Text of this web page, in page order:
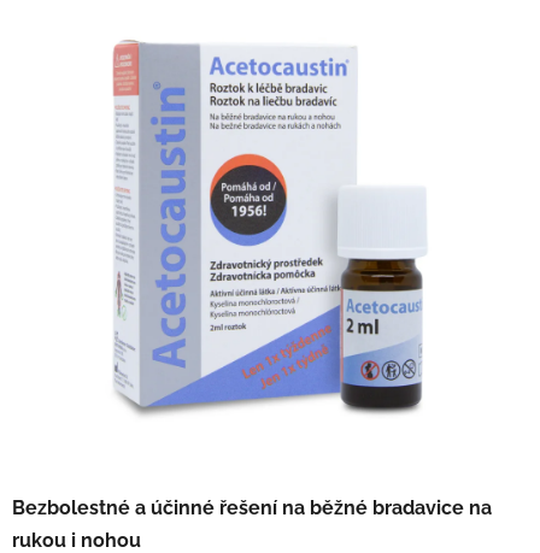
Bezbolestné a účinné řešení na běžné bradavice na
rukou i nohou